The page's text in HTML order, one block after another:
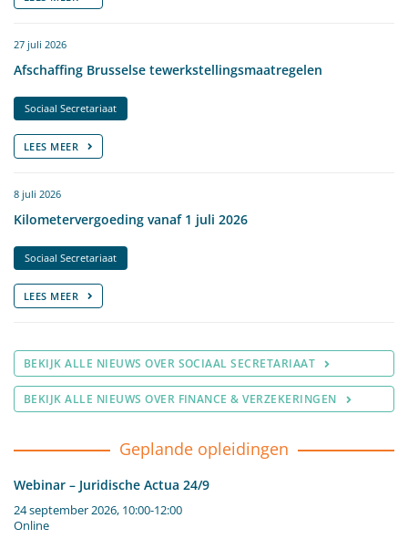
27 juli 2026
Afschaffing Brusselse tewerkstellingsmaatregelen
Sociaal Secretariaat
LEES MEER
8 juli 2026
Kilometervergoeding vanaf 1 juli 2026
Sociaal Secretariaat
LEES MEER
BEKIJK ALLE NIEUWS OVER SOCIAAL SECRETARIAAT
BEKIJK ALLE NIEUWS OVER FINANCE & VERZEKERINGEN
Geplande opleidingen
Webinar – Juridische Actua 24/9
24 september 2026, 10:00-12:00
Online